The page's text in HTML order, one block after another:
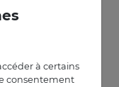
à certains
consentement